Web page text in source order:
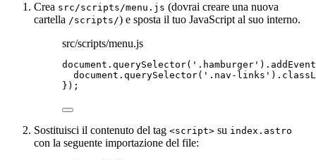
Crea src/scripts/menu.js (dovrai creare una nuova
cartella /scripts/) e sposta il tuo JavaScript al suo interno.
src/scripts/menu.js
document . querySelector( ' .hamburger ' ) .
document . querySelector( ' .nav-links ' ) .
});
Sostituisci il contenuto del tag <script> su index.astro
con la seguente importazione del file: